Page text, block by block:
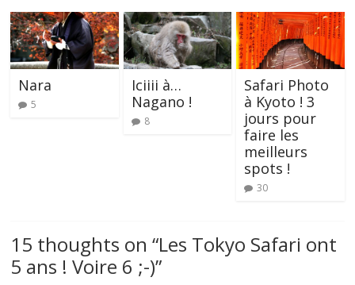
Nara
5
Iciiii à…
Nagano !
8
Safari Photo
à Kyoto ! 3
jours pour
faire les
meilleurs
spots !
30
15 thoughts on “Les Tokyo Safari ont
5 ans ! Voire 6 ;-)”